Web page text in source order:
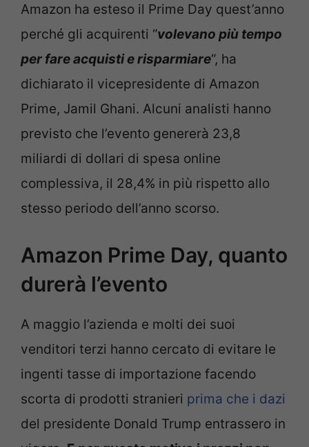
Amazon ha esteso il Prime Day quest’anno
perché gli acquirenti “volevano più tempo
per fare acquisti e risparmiare“, ha
dichiarato il vicepresidente di Amazon
Prime, Jamil Ghani. Alcuni analisti hanno
previsto che l’evento genererà 23,8
miliardi di dollari di spesa online
complessiva, il 28,4% in più rispetto allo
stesso periodo dell’anno scorso.
Amazon Prime Day, quanto
durerà l’evento
A maggio l’azienda e molti dei suoi
venditori terzi hanno cercato di evitare le
ingenti tasse di importazione facendo
scorta di prodotti stranieri prima che i dazi
del presidente Donald Trump entrassero in